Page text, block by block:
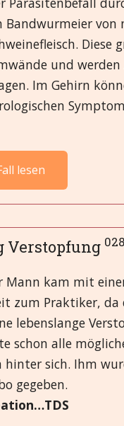
Bandwurmeier von
Diese
und werden
Im Gehirn
lesen
Verstopfung
Mann kam mit
zum Praktiker, da
lebenslange
schon alle
hinter sich. Ihm
gegeben.